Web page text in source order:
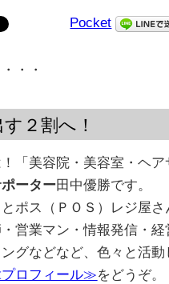
Pocket
・・
２割へ！
「美容院・美容室・ヘ
ーター田中優勝です。
ポス（ＰＯＳ）レジ屋さ
営業マン・情報発信・経
グなどなど、色々と活動
ロフィール≫をどうぞ。